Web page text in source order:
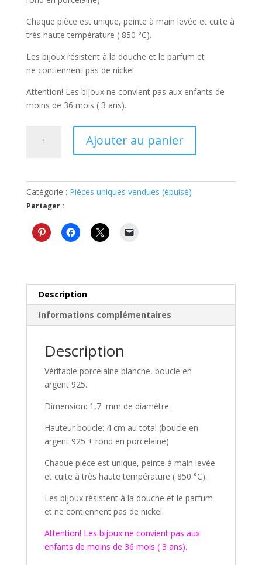
Chaque pièce est unique, peinte à main levée et cuite à
très haute température ( 850 °C).
Les bijoux résistent à la douche et le parfum et
ne contiennent pas de nickel.
Attention! Les bijoux ne convient pas aux enfants de
moins de 36 mois ( 3 ans).
Ajouter au panier
Catégorie : Pièces uniques vendues (épuisé)
Partager :
Description
Informations complémentaires
Description
Véritable porcelaine blanche, boucle en
argent 925.
Dimension: 1,7 mm de diamètre.
Hauteur boucle: 4 cm au total (boucle en
argent 925 + rond en porcelaine)
Chaque pièce est unique, peinte à main levée
et cuite à très haute température ( 850 °C).
Les bijoux résistent à la douche et le parfum
et ne contiennent pas de nickel.
Attention! Les bijoux ne convient pas aux
enfants de moins de 36 mois ( 3 ans).